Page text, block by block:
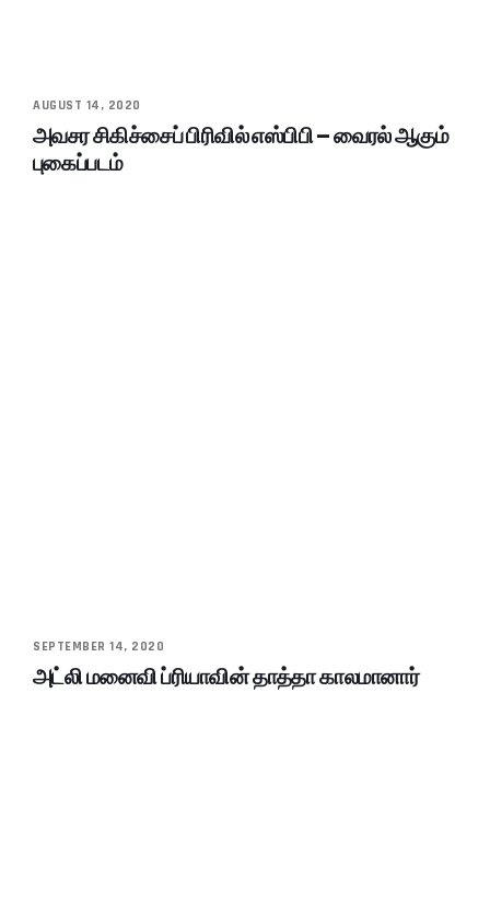
AUGUST 14, 2020
அவசர சிகிச்சைப் பிரிவில் எஸ்பிபி – வைரல் ஆகும்
புகைப்படம்
SEPTEMBER 14, 2020
அட்லி மனைவி ப்ரியாவின் தாத்தா காலமானார்